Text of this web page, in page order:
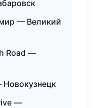
— Великий
Road —
—